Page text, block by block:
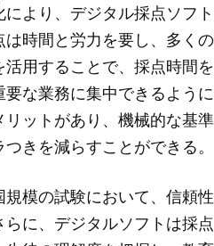
より、デジタル採点ソフ
時間と労力を要し、多く
用することで、採点時間
な業務に集中できるように
ットがあり、機械的な基
きを減らすことができる。
模の試験において、信頼
に、デジタルソフトは採点